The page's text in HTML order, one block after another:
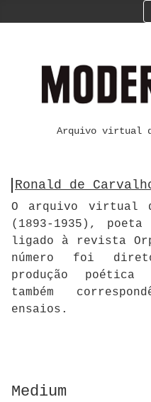
Arquivo virtual
Ronald de
O arquivo virtual
(1893-1935),
ligado à revista
número foi
produção
também
ensaios.
Medium